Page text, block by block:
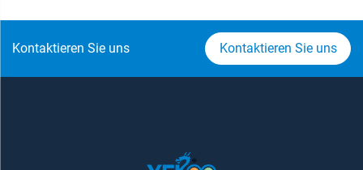
Kontaktieren Sie uns Kontaktieren Sie uns